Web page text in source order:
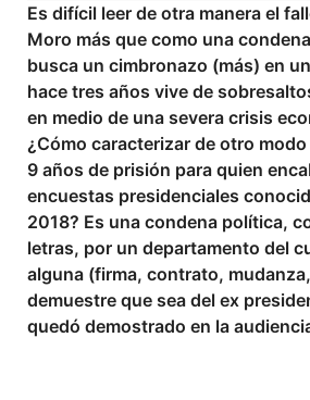
Es difícil leer de otra manera el
Moro más que como una
busca un cimbronazo (más) en
hace tres años vive de
en medio de una severa crisis
¿Cómo caracterizar de otro
9 años de prisión para quien
encuestas presidenciales
2018? Es una condena política,
letras, por un departamento del
alguna (firma, contrato,
demuestre que sea del ex
quedó demostrado en la